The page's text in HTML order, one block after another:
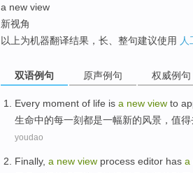
a new view
新视角
以上为机器翻译结果，长、整句建议使用 人
双语例句 原声例句 权威例句
Every moment of life is a new view to
生命中的每一刻都是一幅新的风景 ，值得
youdao
Finally, a new view process editor has a